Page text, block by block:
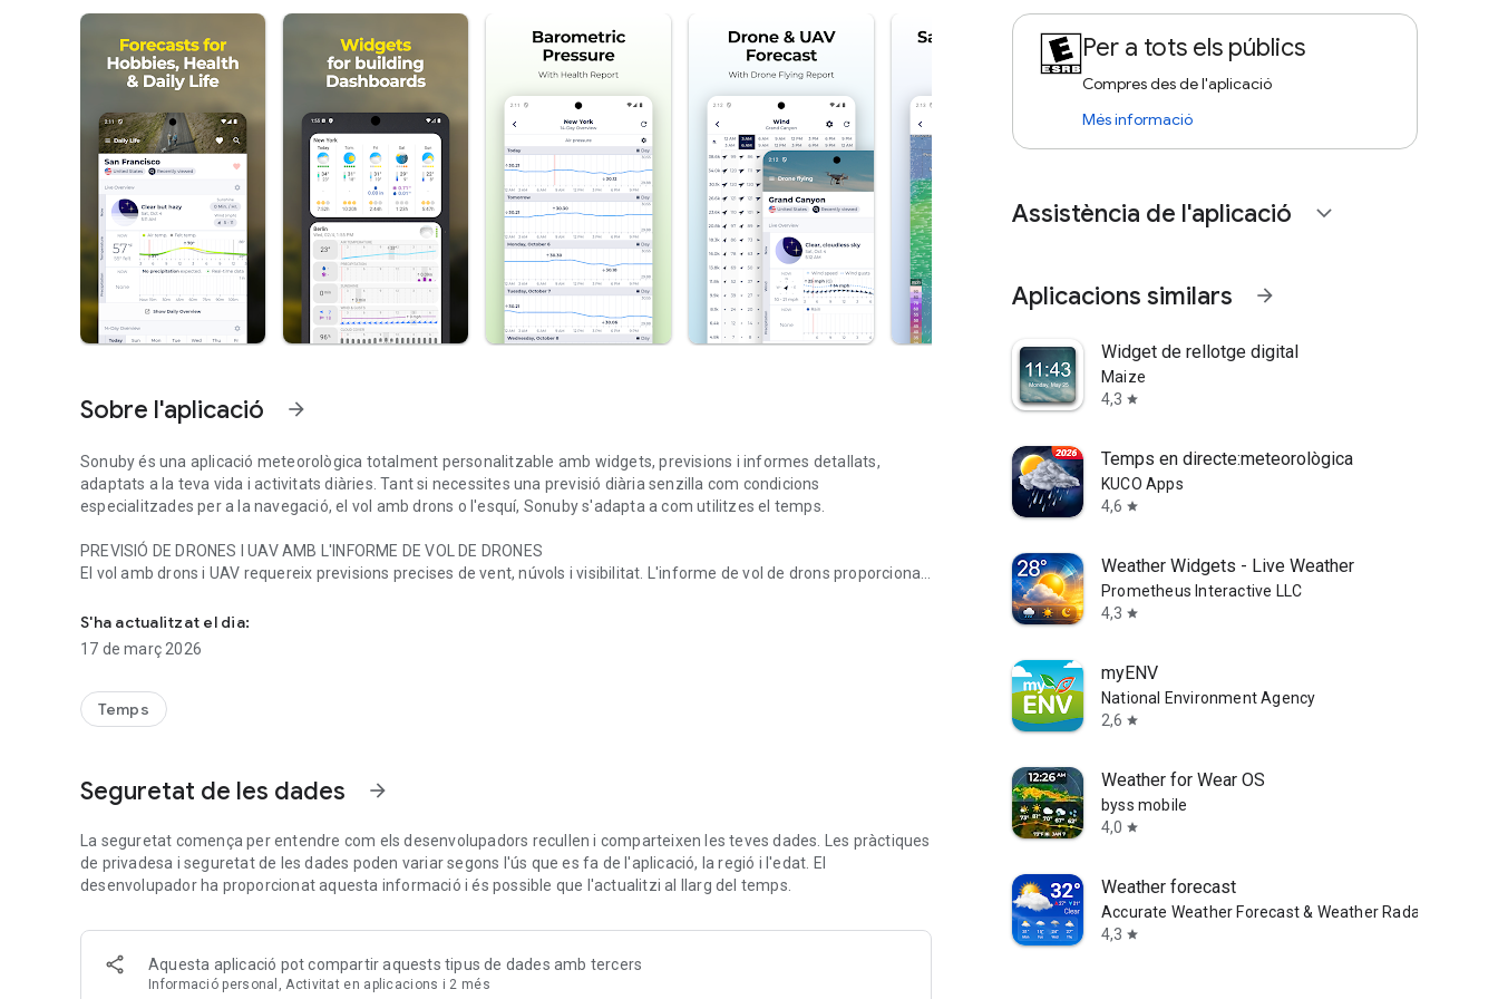
Sobre l'aplicació arrow_forward
Sonuby és una aplicació meteorològica totalment personalitzable amb widgets, previsions i informes detallats,
adaptats a la teva vida i activitats diàries. Tant si necessites una previsió diària senzilla com condicions
especialitzades per a la navegació, el vol amb drons o l'esquí, Sonuby s'adapta a com utilitzes el temps.
PREVISIÓ DE DRONES I UAV AMB L'INFORME DE VOL DE DRONES
El vol amb drons i UAV requereix previsions precises de vent, núvols i visibilitat. L'informe de vol de drons proporciona
qualitat de l'aire.
PREVISIÓ DE NAVEGACIÓ AMB L'INFORME DE NAVEGACIÓ
Les previsions de vent, onatge, visibilitat, marees i corrents proporcionen condicions marines precises a tot el món.
detallada, nevades i condicions meteorològiques de muntanya per a totes les muntanyes del món.
INFORMES DISPONIBLES
- Vida quotidiana
- Vela i navegació nàutica
- Senderisme i alpinisme
- Salut (inclosa la qualitat de l'aire i la contaminació)
S'ha actualitzat el dia:
17 de març 2026
Temps
Seguretat de les dades arrow_forward
La seguretat comença per entendre com els desenvolupadors recullen i comparteixen les teves dades. Les pràctiques
de privadesa i seguretat de les dades poden variar segons l'ús que es fa de l'aplicació, la regió i l'edat. El
desenvolupador ha proporcionat aquesta informació i és possible que l'actualitzi al llarg del temps.
Aquesta aplicació pot compartir aquests tipus de dades amb tercers
Informació personal, Activitat en aplicacions i 2 més
Per a tots els públics
Compres des de l'aplicació
Més informació
Assistència de l'aplicació expand_more
Aplicacions similars arrow_forward
Widget de rellotge digital
Maize
4,3 star
Temps en directe:meteorològica
KUCO Apps
4,6 star
Weather Widgets - Live Weather
Prometheus Interactive LLC
4,3 star
myENV
National Environment Agency
2,6 star
Weather for Wear OS
byss mobile
4,0 star
Weather forecast
Accurate Weather Forecast & Weather Radar Map
4,3 star